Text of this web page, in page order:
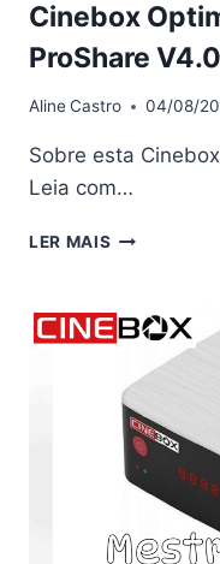
Cinebox
ProShare
AlineCastro 04/08/
Sobre esta
Leia com…
LER MAIS CINEBOX
PROSHARE
V4.01
02/04/2026